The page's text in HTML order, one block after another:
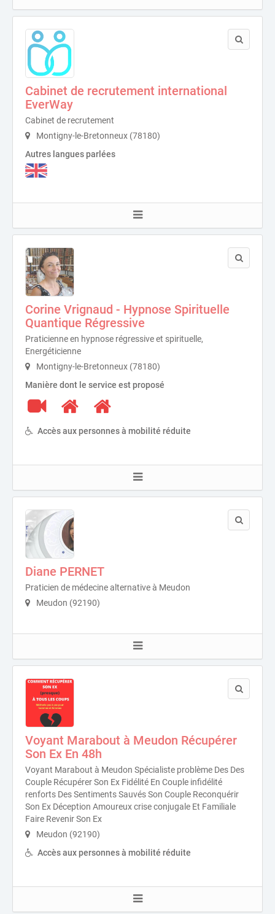
Cabinet de recrutement international
EverWay
Cabinet de recrutement
Montigny-le-Bretonneux (78180)
Autres langues parlées
Corine Vrignaud - Hypnose Spirituelle
Quantique Régressive
Praticienne en hypnose régressive et spirituelle,
Energéticienne
Montigny-le-Bretonneux (78180)
Manière dont le service est proposé
Accès aux personnes à mobilité réduite
Diane PERNET
Praticien de médecine alternative à Meudon
Meudon (92190)
Voyant Marabout à Meudon Récupérer
Son Ex En 48h
Voyant Marabout à Meudon Spécialiste problème Des Des
Couple Récupérer Son Ex Fidélité En Couple infidélité
renforts Des Sentiments Sauvés Son Couple Reconquérir
Son Ex Déception Amoureux crise conjugale Et Familiale
Faire Revenir Son Ex
Meudon (92190)
Accès aux personnes à mobilité réduite